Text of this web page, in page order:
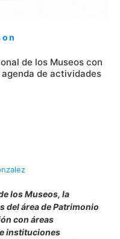
de los Museos con
de actividades
los Museos, la
del área de Patrimonio
con áreas
instituciones